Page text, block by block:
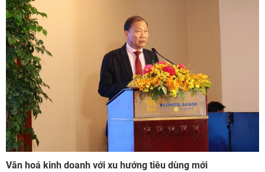
Văn hoá kinh doanh với xu hướng tiêu dùng mới